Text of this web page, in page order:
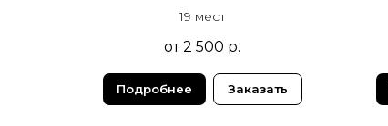
19 мест
от 2 500 р.
Подробнее Заказать